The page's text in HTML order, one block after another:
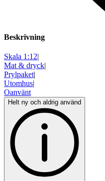
Beskrivning
Skala 1:12|
Mat & dryck|
Prylpaket|
Utomhus|
Oanvänt
Helt ny och aldrig använd